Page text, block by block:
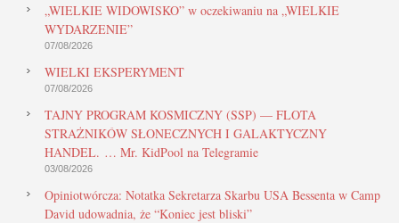
„WIELKIE WIDOWISKO” w oczekiwaniu na „WIELKIE
WYDARZENIE”
07/08/2026
WIELKI EKSPERYMENT
07/08/2026
TAJNY PROGRAM KOSMICZNY (SSP) — FLOTA
STRAŻNIKÓW SŁONECZNYCH I GALAKTYCZNY
HANDEL. … Mr. KidPool na Telegramie
03/08/2026
Opiniotwórcza: Notatka Sekretarza Skarbu USA Bessenta w Camp
David udowadnia, że “Koniec jest bliski”